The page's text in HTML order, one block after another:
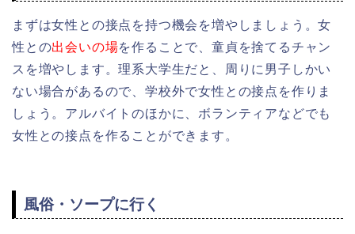
まずは女性との接点を持つ機会を増やしましょう。女
性との出会いの場を作ることで、童貞を捨てるチャン
スを増やします。理系大学生だと、周りに男子しかい
ない場合があるので、学校外で女性との接点を作りま
しょう。アルバイトのほかに、ボランティアなどでも
女性との接点を作ることができます。
風俗・ソープに行く